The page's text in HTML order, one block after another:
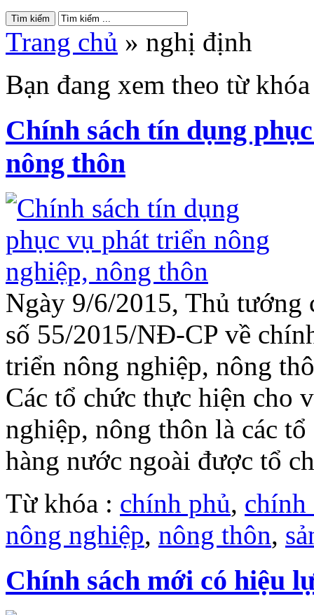
Trang chủ » nghị định
Bạn đang xem theo từ
Chính sách tín dụng
nông thôn
Ngày 9/6/2015, Thủ
số 55/2015/NĐ-CP về
triển nông nghiệp, nông
Các tổ chức thực hiện cho
nghiệp, nông thôn là các
hàng nước ngoài được tổ
Từ khóa : chính phủ, chính
nông nghiệp, nông thôn,
Chính sách mới có hiệu